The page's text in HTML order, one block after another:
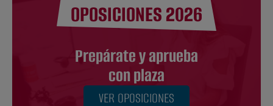
OPOSICIONES 2026
Prepárate y aprueba
con plaza
VER OPOSICIONES